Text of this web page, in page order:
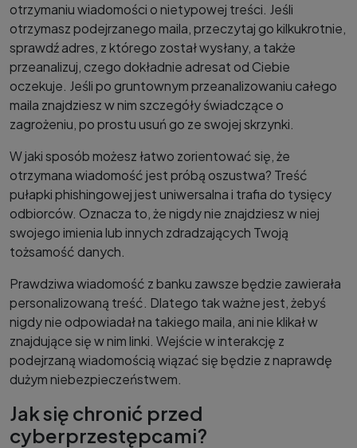
otrzymaniu wiadomości o nietypowej treści. Jeśli
otrzymasz podejrzanego maila, przeczytaj go kilkukrotnie,
sprawdź adres, z którego został wysłany, a także
przeanalizuj, czego dokładnie adresat od Ciebie
oczekuje. Jeśli po gruntownym przeanalizowaniu całego
maila znajdziesz w nim szczegóły świadczące o
zagrożeniu, po prostu usuń go ze swojej skrzynki.
W jaki sposób możesz łatwo zorientować się, że
otrzymana wiadomość jest próbą oszustwa? Treść
pułapki phishingowej jest uniwersalna i trafia do tysięcy
odbiorców. Oznacza to, że nigdy nie znajdziesz w niej
swojego imienia lub innych zdradzających Twoją
tożsamość danych.
Prawdziwa wiadomość z banku zawsze będzie zawierała
personalizowaną treść. Dlatego tak ważne jest, żebyś
nigdy nie odpowiadał na takiego maila, ani nie klikał w
znajdujące się w nim linki. Wejście w interakcję z
podejrzaną wiadomością wiązać się będzie z naprawdę
dużym niebezpieczeństwem.
Jak się chronić przed
cyberprzestępcami?